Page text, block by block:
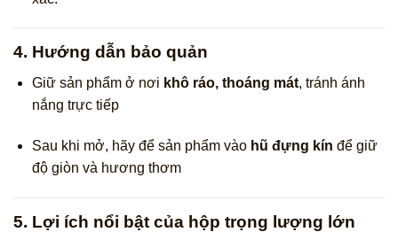
4. Hướng dẫn bảo quản
Giữ sản phẩm ở nơi khô ráo, thoáng mát, tránh ánh
nắng trực tiếp
Sau khi mở, hãy để sản phẩm vào hũ đựng kín để giữ
độ giòn và hương thơm
5. Lợi ích nổi bật của hộp trọng lượng lớn